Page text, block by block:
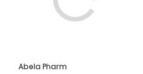
Abela Pharm